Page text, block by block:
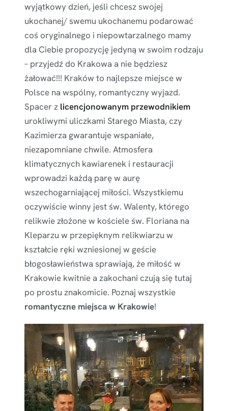
wyjątkowy dzień, jeśli chcesz swojej
ukochanej/ swemu ukochanemu podarować
coś oryginalnego i niepowtarzalnego mamy
dla Ciebie propozycję jedyną w swoim rodzaju
– przyjedź do Krakowa a nie będziesz
żałować!!! Kraków to najlepsze miejsce w
Polsce na wspólny, romantyczny wyjazd.
Spacer z licencjonowanym przewodnikiem
urokliwymi uliczkami Starego Miasta, czy
Kazimierza gwarantuje wspaniałe,
niezapomniane chwile. Atmosfera
klimatycznych kawiarenek i restauracji
wprowadzi każdą parę w aurę
wszechogarniającej miłości. Wszystkiemu
oczywiście winny jest św. Walenty, którego
relikwie złożone w kościele św. Floriana na
Kleparzu w przepięknym relikwiarzu w
kształcie ręki wzniesionej w geście
błogosławieństwa sprawiają, że miłość w
Krakowie kwitnie a zakochani czują się tutaj
po prostu znakomicie. Poznaj wszystkie
romantyczne miejsca w Krakowie!